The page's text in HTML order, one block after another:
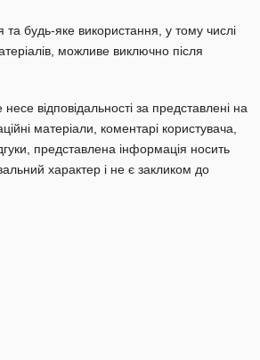
та будь-яке використання, у тому числі
можливе виключно після
несе відповідальності за представлені на
матеріали, коментарі користувача,
представлена інформація носить
характер і не є закликом до